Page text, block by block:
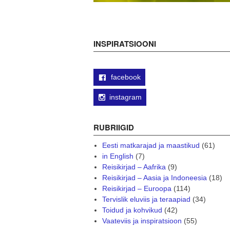
INSPIRATSIOONI
facebook
instagram
RUBRIIGID
Eesti matkarajad ja maastikud (61)
in English (7)
Reisikirjad – Aafrika(9)
Reisikirjad – Aasia ja Indoneesia(18)
Reisikirjad – Euroopa(114)
Tervislik eluviis ja teraapiad (34)
Toidud ja kohvikud (42)
Vaateviis ja inspiratsioon (55)